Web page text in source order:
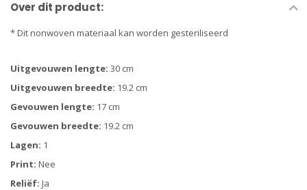
Over dit product:
* Dit nonwoven materiaal kan worden gesteriliseerd
Uitgevouwen lengte: 30 cm
Uitgevouwen breedte: 19.2 cm
Gevouwen lengte: 17 cm
Gevouwen breedte: 19.2 cm
Lagen: 1
Print: Nee
Reliëf: Ja